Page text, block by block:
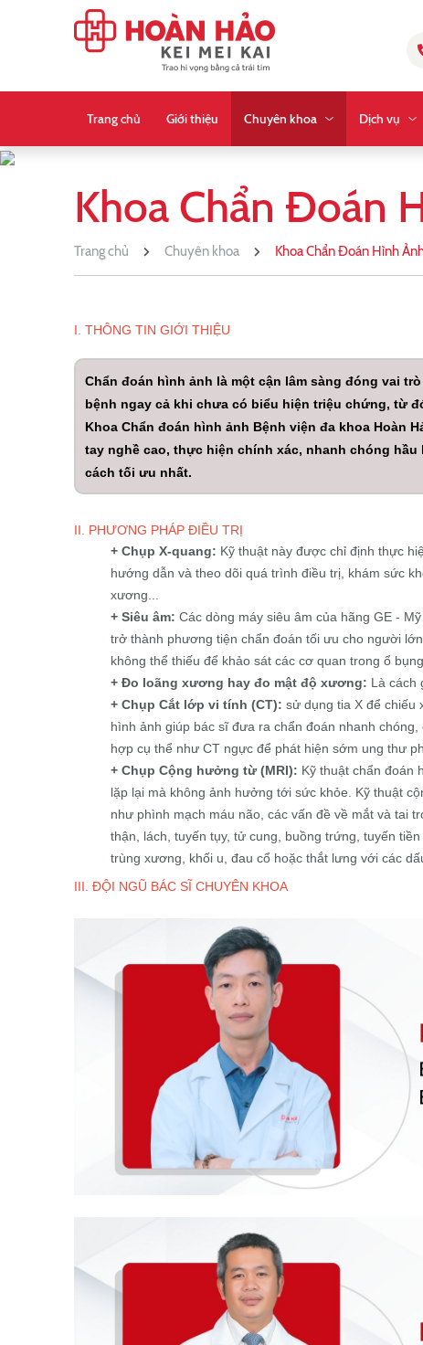
Trang chủ Giới thiệu Chuyên khoa Dịch vụ
Khoa Chẩn Đoán
Trang chủ Chuyên khoa Khoa Chẩn Đoán Hình
I. THÔNG TIN GIỚI THIỆU
Chẩn đoán hình ảnh là một cận lâm sàng đóng vai
bệnh ngay cả khi chưa có biểu hiện triệu chứng, từ
Khoa Chẩn đoán hình ảnh Bệnh viện đa khoa Hoàn
tay nghề cao, thực hiện chính xác, nhanh chóng
cách tối ưu nhất.
II. PHƯƠNG PHÁP ĐIỀU TRỊ
+ Chụp X-quang: Kỹ thuật này được chỉ định thực
hướng dẫn và theo dõi quá trình điều trị, khám sức
xương...
+ Siêu âm: Các dòng máy siêu âm của hãng GE -
trở thành phương tiện chẩn đoán tối ưu cho người
không thể thiếu để khảo sát các cơ quan trong ổ
+ Đo loãng xương hay đo mật độ xương: Là cách
+ Chụp Cắt lớp vi tính (CT): sử dụng tia X để chiếu
hình ảnh giúp bác sĩ đưa ra chẩn đoán nhanh
hợp cụ thể như CT ngực để phát hiện sớm ung thư
+ Chụp Cộng hưởng từ (MRI): Kỹ thuật chẩn đoán
lặp lại mà không ảnh hưởng tới sức khỏe. Kỹ thuật
như phình mạch máu não, các vấn đề về mắt và tai
thận, lách, tuyến tụy, tử cung, buồng trứng, tuyến
trùng xương, khối u, đau cổ hoặc thắt lưng với các
III. ĐỘI NGŨ BÁC SĨ CHUYÊN KHOA